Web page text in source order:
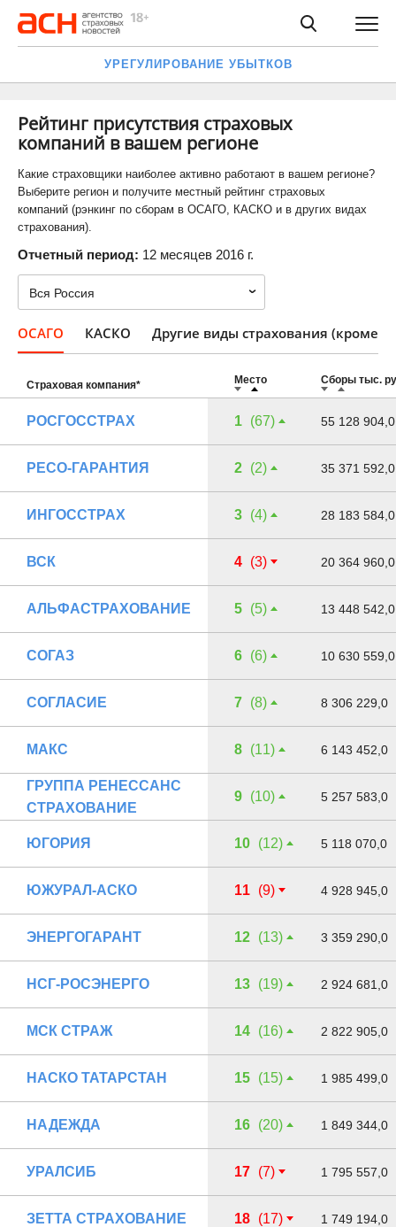
УРЕГУЛИРОВАНИЕ УБЫТКОВ
Рейтинг присутствия страховых
компаний в вашем регионе
Какие страховщики наиболее активно работают в вашем регионе?
Выберите регион и получите местный рейтинг страховых
компаний (рэнкинг по сборам в ОСАГО, КАСКО и в других видах
страхования).
Отчетный период: 12 месяцев 2016 г.
ОСАГО КАСКО Другие виды страхования (кроме
Страховая компания* Место Сборы тыс.
РОСГОССТРАХ 1 (67) 55 128 904,0
РЕСО-ГАРАНТИЯ 2 (2) 35 371 592,0
ИНГОССТРАХ 3 (4) 28 183 584,0
ВСК 4 (3) 20 364 960,0
АЛЬФАСТРАХОВАНИЕ 5 (5) 13 448 542,0
СОГАЗ 6 (6) 10 630 559,0
СОГЛАСИЕ 7 (8) 8 306 229,0
МАКС 8 (11) 6 143 452,0
ГРУППА РЕНЕССАНС
СТРАХОВАНИЕ
9 (10) 5 257 583,0
ЮГОРИЯ 10 (12) 5 118 070,0
ЮЖУРАЛ-АСКО 11 (9) 4 928 945,0
ЭНЕРГОГАРАНТ 12 (13) 3 359 290,0
НСГ-РОСЭНЕРГО 13 (19) 2 924 681,0
МСК СТРАЖ 14 (16) 2 822 905,0
НАСКО ТАТАРСТАН 15 (15) 1 985 499,0
НАДЕЖДА 16 (20) 1 849 344,0
УРАЛСИБ 17 (7) 1 795 557,0
ЗЕТТА СТРАХОВАНИЕ 18 (17) 1 749 194,0